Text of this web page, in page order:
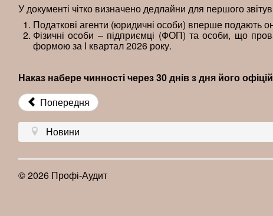
У документі чітко визначено дедлайни для першого
Податкові агенти (юридичні особи) вперше подають
Фізичні особи – підприємці (ФОП) та особи, що
формою за І квартал 2026 року.
Наказ набере чинності через 30 днів з дня його
Попередня
Новини
© 2026 Профі-Аудит